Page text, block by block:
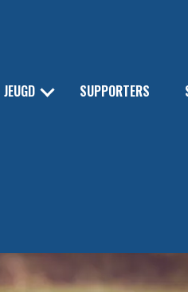
JEUGD SUPPORTERS